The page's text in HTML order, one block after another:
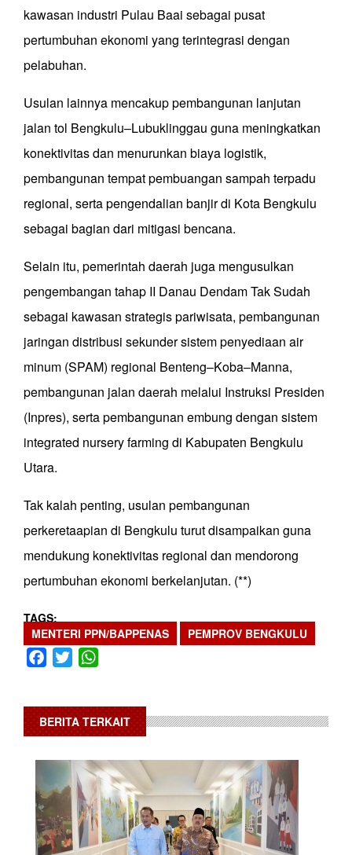
kawasan industri Pulau Baai sebagai pusat
pertumbuhan ekonomi yang terintegrasi dengan
pelabuhan.
Usulan lainnya mencakup pembangunan lanjutan
jalan tol Bengkulu–Lubuklinggau guna meningkatkan
konektivitas dan menurunkan biaya logistik,
pembangunan tempat pembuangan sampah terpadu
regional, serta pengendalian banjir di Kota Bengkulu
sebagai bagian dari mitigasi bencana.
Selain itu, pemerintah daerah juga mengusulkan
pengembangan tahap II Danau Dendam Tak Sudah
sebagai kawasan strategis pariwisata, pembangunan
jaringan distribusi sekunder sistem penyediaan air
minum (SPAM) regional Benteng–Koba–Manna,
pembangunan jalan daerah melalui Instruksi Presiden
(Inpres), serta pembangunan embung dengan sistem
integrated nursery farming di Kabupaten Bengkulu
Utara.
Tak kalah penting, usulan pembangunan
perkeretaapian di Bengkulu turut disampaikan guna
mendukung konektivitas regional dan mendorong
pertumbuhan ekonomi berkelanjutan. (**)
TAGS
MENTERI PPN/BAPPENAS
PEMPROV BENGKULU
Facebook
Twitter
BERITA TERKAIT